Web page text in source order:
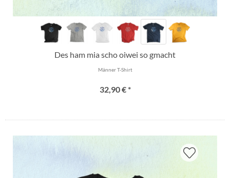
Des ham mia scho oiwei so gmacht
Männer T-Shirt
32,90 € *